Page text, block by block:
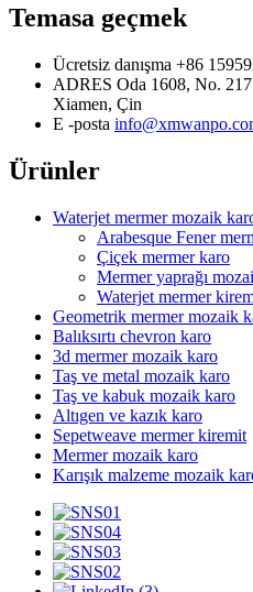
Temasa geçmek
Ücretsiz danışma +86
ADRES Oda 1608, No.
Xiamen, Çin
E -posta
Ürünler
Waterjet mermer mozaik
Arabesque Fener
Çiçek mermer karo
Mermer yaprağı
Waterjet mermer
Geometrik mermer mozaik
Balıksırtı chevron karo
3d mermer mozaik karo
Taş ve metal mozaik karo
Taş ve kabuk mozaik karo
Altıgen ve kazık karo
Sepetweave mermer kiremit
Mermer mozaik karo
Karışık malzeme mozaik